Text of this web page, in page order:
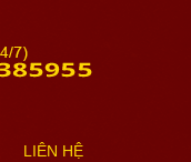
LIÊN HỆ